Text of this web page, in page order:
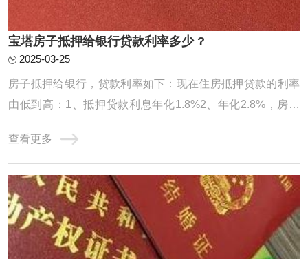
宝塔房子抵押给银行贷款利率多少 ?
2025-03-25
房子抵押给银行，贷款利率如下：现在住房抵押贷款的利率
由低到高：1、抵押贷款利息年化1.8%2、年化2.8%，房本
2.95%，100万月还款24584、不上个人征信，不看负债，年
化3%，最长10年，持股3个月可以通过抵押转贷。前提是利
息合适。你的条件符合银行要求。银行抵押贷款房 ...
查看更多